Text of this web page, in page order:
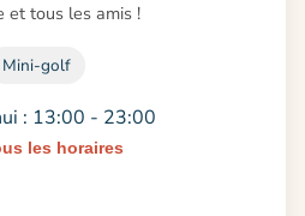
et tous les amis !
Mini-golf
: 13:00 - 23:00
les horaires